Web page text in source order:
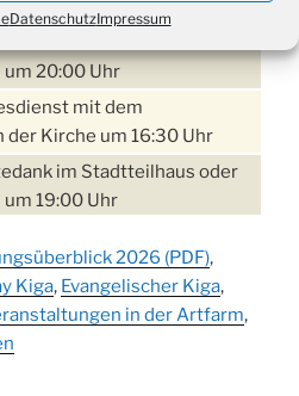
DatenschutzImpressum
Junggebliebene
um 20:00 Uhr
mit dem
der Kirche um 16:30 Uhr
im Stadtteilhaus oder
19:00 Uhr
14:00 Uhr
im Stadtteilhaus
2026 (PDF),
Kiga, Evangelischer Kiga,
in der Artfarm,